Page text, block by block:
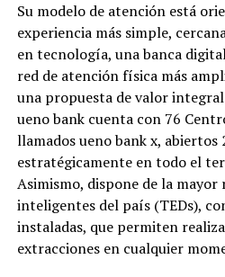
Su modelo de atención está
experiencia más simple,
en tecnología, una banca
red de atención física más
una propuesta de valor
ueno bank cuenta con 76
llamados ueno bank x,
estratégicamente en todo el
Asimismo, dispone de la mayor
inteligentes del país (TEDs),
instaladas, que permiten
extracciones en cualquier